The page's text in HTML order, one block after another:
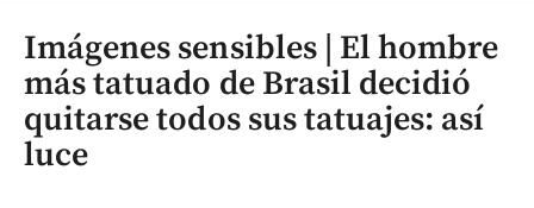
Imágenes sensibles | El hombre
más tatuado de Brasil decidió
quitarse todos sus tatuajes: así
luce